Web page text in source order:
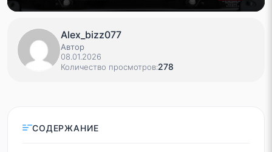
Alex_bizz077
Автор
08.01.2026
Количество просмотров:278
СОДЕРЖАНИЕ